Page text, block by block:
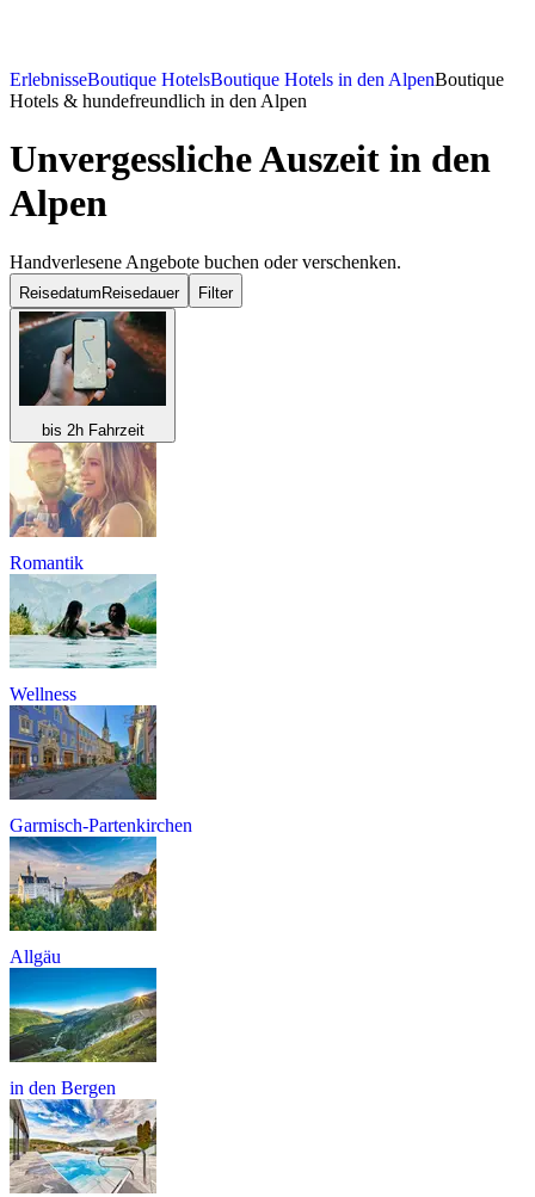
ErlebnisseBoutique HotelsBoutique Hotels in den AlpenBoutique
Hotels & hundefreundlich in den Alpen
Unvergessliche Auszeit in den
Alpen
Handverlesene Angebote buchen oder verschenken.
Reisedatum Reisedauer Filter
bis 2h Fahrzeit
Romantik
Wellness
Garmisch-Partenkirchen
Allgäu
in den Bergen